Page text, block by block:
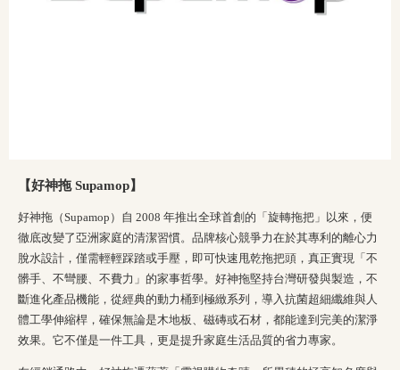
【好神拖 Supamop】
好神拖（Supamop）自 2008 年推出全球首創的「旋轉拖把」以來，便
徹底改變了亞洲家庭的清潔習慣。品牌核心競爭力在於其專利的離心力
脫水設計，僅需輕輕踩踏或手壓，即可快速甩乾拖把頭，真正實現「不
髒手、不彎腰、不費力」的家事哲學。好神拖堅持台灣研發與製造，不
斷進化產品機能，從經典的動力桶到極緻系列，導入抗菌超細纖維與人
體工學伸縮桿，確保無論是木地板、磁磚或石材，都能達到完美的潔淨
效果。它不僅是一件工具，更是提升家庭生活品質的省力專家。